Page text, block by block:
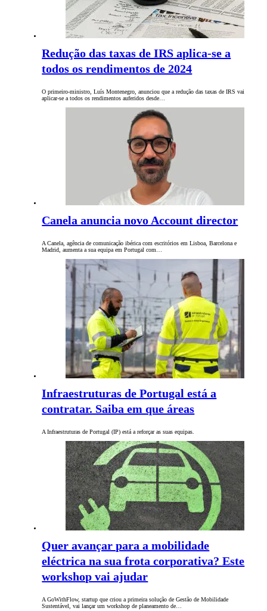
Redução das taxas de IRS aplica-se a
todos os rendimentos de 2024
O primeiro-ministro, Luís Montenegro, anunciou que a redução das taxas de IRS vai
aplicar-se a todos os rendimentos auferidos desde…
Canela anuncia novo Account director
A Canela, agência de comunicação ibérica com escritórios em Lisboa, Barcelona e
Madrid, aumenta a sua equipa em Portugal com…
Infraestruturas de Portugal está a
contratar. Saiba em que áreas
A Infraestruturas de Portugal (IP) está a reforçar as suas equipas.
Quer avançar para a mobilidade
eléctrica na sua frota corporativa? Este
workshop vai ajudar
A GoWithFlow, startup que criou a primeira solução de Gestão de Mobilidade
Sustentável, vai lançar um workshop de planeamento de…